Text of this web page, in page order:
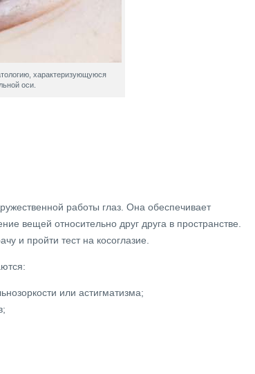
характеризующуюся
оси.
работы глаз. Она обеспечивает
вещей относительно друг друга в пространстве.
и пройти тест на косоглазие.
или астигматизма;